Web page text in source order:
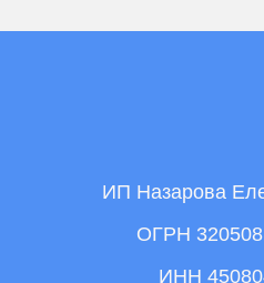
ИП Назарова
ОГРН
ИНН